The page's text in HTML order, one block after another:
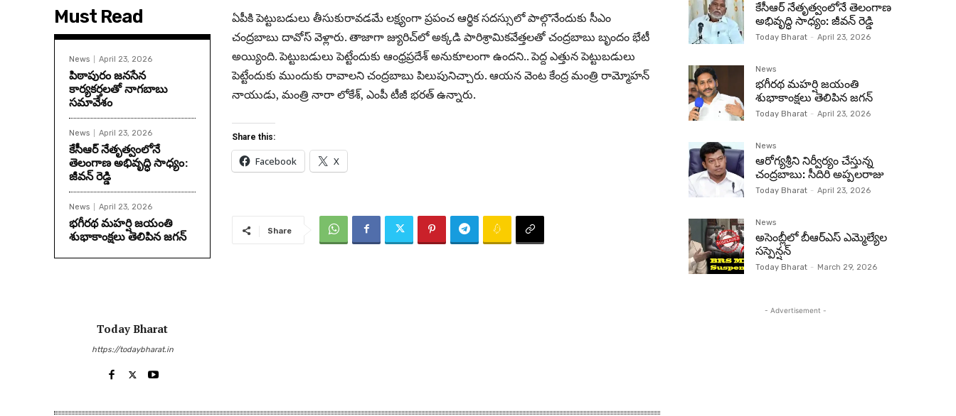
Must Read
News April 23, 2026
పిఠాపురం జనసేన
కార్యకర్తలతో నాగబాబు
సమావేశం
News April 23, 2026
కేసీఆర్ నేతృత్వంలోనే
తెలంగాణ అభివృద్ధి సాధ్యం:
జీవన్ రెడ్డి
News April 23, 2026
భగీరథ మహర్షి జయంతి
శుభాకాంక్షలు తెలిపిన జగన్‌
Today Bharat
https://todaybharat.in
ఏపీకి పెట్టుబడులు తీసుకురావడమే లక్ష్యంగా ప్రపంచ ఆర్థిక సదస్సులో పాల్గొనేందుకు సీఎం
చంద్రబాబు దావోస్ వెళ్లారు. తాజాగా జ్యురిచ్‌లో అక్కడి పారిశ్రామికవేత్తలతో చంద్రబాబు బృందం భేటీ
అయ్యింది. పెట్టుబడులు పెట్టేందుకు ఆంధ్రప్రదేశ్‌ అనుకూలంగా ఉందని.. పెద్ద ఎత్తున పెట్టుబడులు
పెట్టేందుకు ముందుకు రావాలని చంద్రబాబు పిలుపునిచ్చారు. ఆయన వెంట కేంద్ర మంత్రి రామ్మోహన్‌
నాయుడు, మంత్రి నారా లోకేశ్‌, ఎంపీ టీజీ భరత్‌ ఉన్నారు.
Share this:
Facebook X
Share
కేసీఆర్ నేతృత్వంలోనే తెలంగాణ
అభివృద్ధి సాధ్యం: జీవన్ రెడ్డి
Today Bharat - April 23, 2026
News
భగీరథ మహర్షి జయంతి
శుభాకాంక్షలు తెలిపిన జగన్‌
Today Bharat - April 23, 2026
News
ఆరోగ్యశ్రీని నిర్వీర్యం చేస్తున్న
చంద్రబాబు: సీదిరి అప్పలరాజు
Today Bharat - April 23, 2026
News
అసెంబ్లీలో బీఆర్‌ఎస్ ఎమ్మెల్యేల
సస్పెన్షన్‌
Today Bharat - March 29, 2026
- Advertisement -